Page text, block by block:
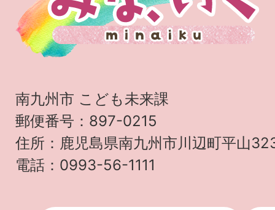
南九州市 こども未来課
郵便番号：897-0215
住所：鹿児島県南九州市川辺町平山
電話：0993-56-1111